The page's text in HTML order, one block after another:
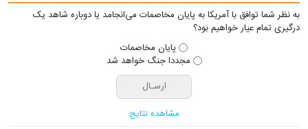
به نظر شما توافق با آمریکا به پایان مخاصمات می‌انجامد یا دوباره شاهد یک
درگیری تمام عیار خواهیم بود؟
پایان مخاصمات
مجددا جنگ خواهد شد
مشاهده نتایج